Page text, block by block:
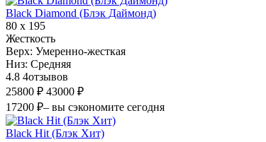
Black Diamond (Блэк Даймонд)
80 х 195
Жесткость
Верх: Умеренно-жесткая
Низ: Средняя
4.8 4отзывов
25800 ₽ 43000 ₽
17200 ₽– вы сэкономите сегодня
Black Hit (Блэк Хит)